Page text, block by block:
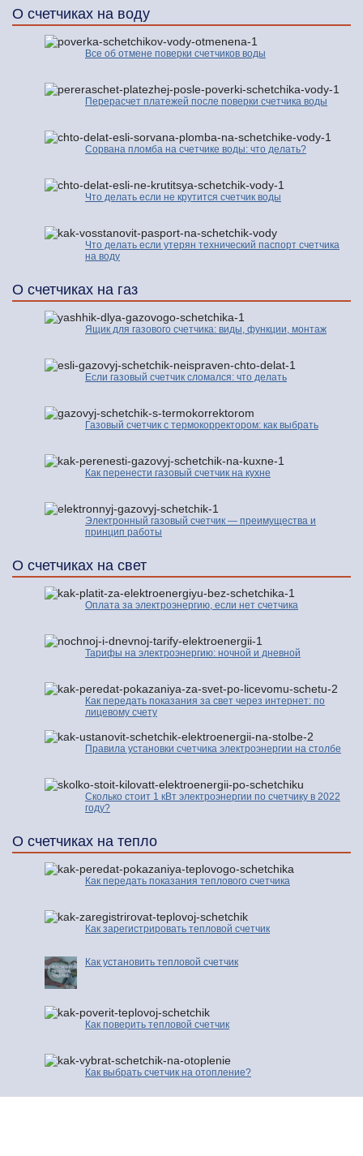
О счетчиках на воду
Все об отмене поверки счетчиков воды
Перерасчет платежей после поверки счетчика воды
Сорвана пломба на счетчике воды: что делать?
Что делать если не крутится счетчик воды
Что делать если утерян технический паспорт счетчика
на воду
О счетчиках на газ
Ящик для газового счетчика: виды, функции, монтаж
Если газовый счетчик сломался: что делать
Газовый счетчик с термокорректором: как выбрать
Как перенести газовый счетчик на кухне
Электронный газовый счетчик — преимущества и
принцип работы
О счетчиках на свет
Оплата за электроэнергию, если нет счетчика
Тарифы на электроэнергию: ночной и дневной
Как передать показания за свет через интернет: по
лицевому счету
Правила установки счетчика электроэнергии на столбе
Сколько стоит 1 кВт электроэнергии по счетчику в 2022
году?
О счетчиках на тепло
Как передать показания теплового счетчика
Как зарегистрировать тепловой счетчик
Как установить тепловой счетчик
Как поверить тепловой счетчик
Как выбрать счетчик на отопление?